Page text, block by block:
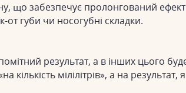
що забезпечує пролонгований
от губи чи носогубні складки.
результат, а в інших цього
мілілітрів», а на